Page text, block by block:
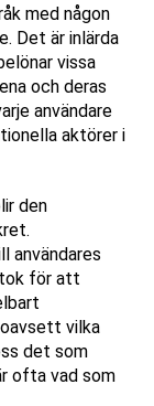
med någon
Det är inlärda
vissa
och deras
användare
aktörer i
den
användares
för att
vilka
det som
ofta vad som